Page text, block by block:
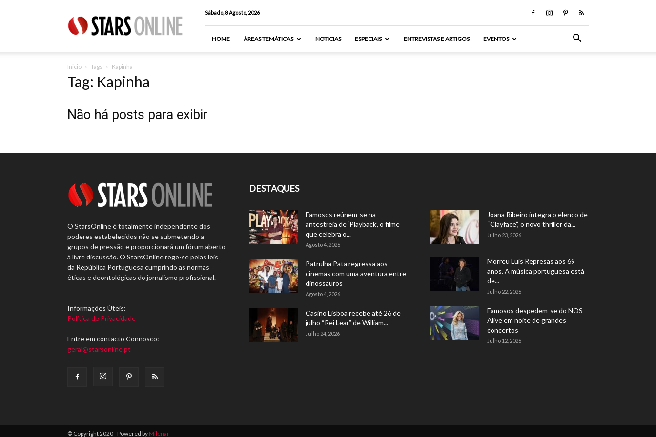
Online
Sábado, 8 Agosto, 2026
HOME ÁREAS TEMÁTICAS NOTICIAS ESPECIAIS ENTREVISTAS E ARTIGOS EVENTOS
Inicio Tags Kapinha
Tag: Kapinha
Não há posts para exibir
O StarsOnline é totalmente independente dos
poderes estabelecidos não se submetendo a
grupos de pressão e proporcionará um fórum aberto
à livre discussão. O StarsOnline rege-se pelas leis
da República Portuguesa cumprindo as normas
éticas e deontológicas do jornalismo profissional.
Informações Úteis:
Política de Privacidade
Entre em contacto Connosco:
geral@starsonline.pt
DESTAQUES
Famosos reúnem-se na
antestreia de ‘Playback’, o filme
que celebra o...
Agosto 4, 2026
Patrulha Pata regressa aos
cinemas com uma aventura entre
dinossauros
Agosto 4, 2026
Casino Lisboa recebe até 26 de
julho “Rei Lear” de William...
Julho 24, 2026
Joana Ribeiro integra o elenco de
“Clayface”, o novo thriller da...
Julho 23, 2026
Morreu Luís Represas aos 69
anos. A música portuguesa está
de...
Julho 22, 2026
Famosos despedem-se do NOS
Alive em noite de grandes
concertos
Julho 12, 2026
© Copyright 2020 - Powered byMilenar